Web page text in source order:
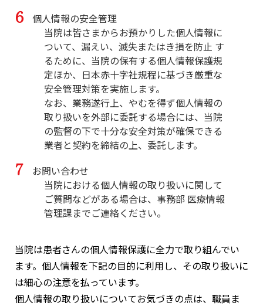
個人情報の安全管理
当院は皆さまからお預かりした個人情報に
ついて、漏えい、滅失またはき損を防止 す
るために、当院の保有する個人情報保護規
定ほか、日本赤十字社規程に基づき厳重な
安全管理対策を実施します。
なお、業務遂行上、やむを得ず個人情報の
取り扱いを外部に委託する場合には、当院
の監督の下で十分な安全対策が確保できる
業者と契約を締結の上、委託します。
お問い合わせ
当院における個人情報の取り扱いに関して
ご質問などがある場合は、事務部 医療情報
管理課までご連絡ください。
当院は患者さんの個人情報保護に全力で取り組んでい
ます。個人情報を下記の目的に利用し、その取り扱いに
は細心の注意を払っています。
個人情報の取り扱いについてお気づきの点は、職員ま